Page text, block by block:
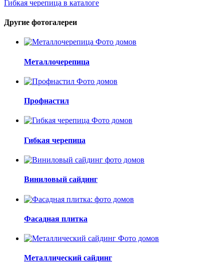
Гибкая черепица в каталоге
Другие фотогалереи
Металлочерепица
Профнастил
Гибкая черепица
Виниловый сайдинг
Фасадная плитка
Металлический сайдинг